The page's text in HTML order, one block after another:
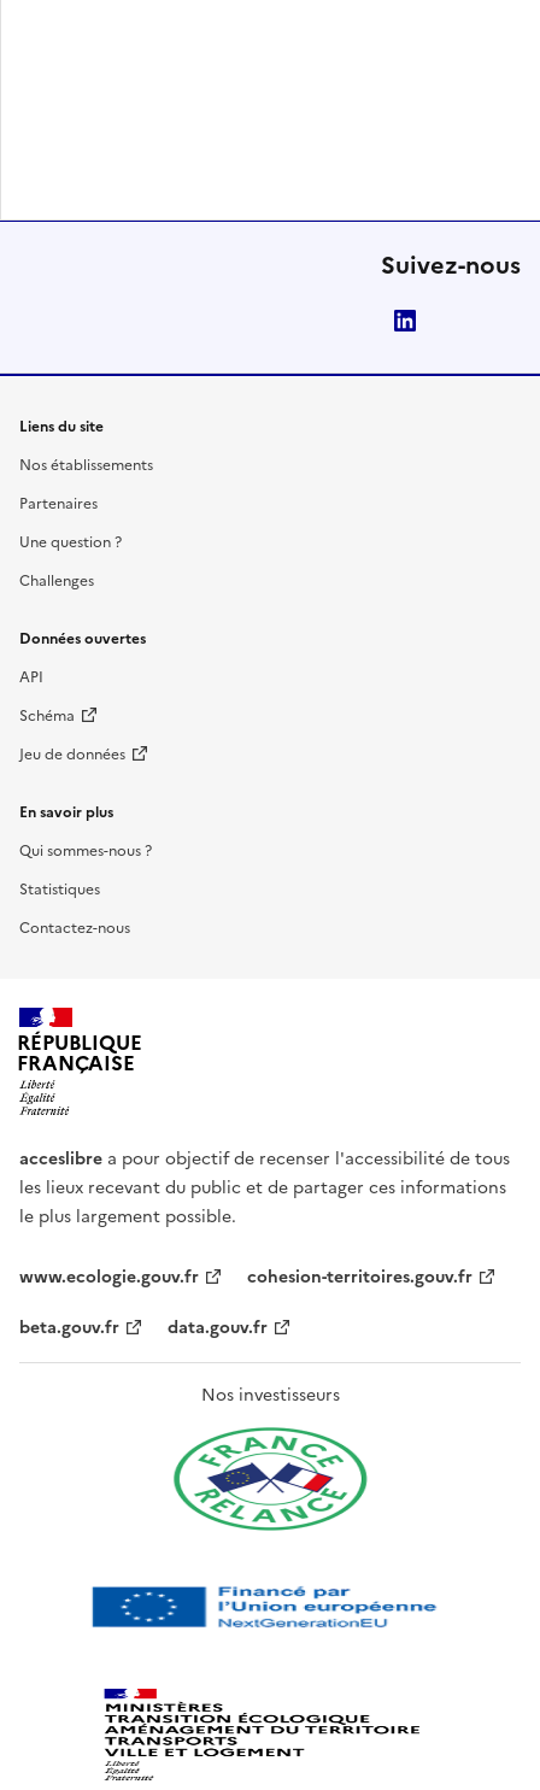
Suivez-nous
Liens du site
Nos établissements
Partenaires
Une question ?
Challenges
Données ouvertes
API
Schéma
Jeu de données
En savoir plus
Qui sommes-nous ?
Statistiques
Contactez-nous
RÉPUBLIQUE
FRANÇAISE
acceslibre a pour objectif de recenser l'accessibilité de tous
les lieux recevant du public et de partager ces informations
le plus largement possible.
www.ecologie.gouv.fr
cohesion-territoires.gouv.fr
beta.gouv.fr
data.gouv.fr
Nos investisseurs